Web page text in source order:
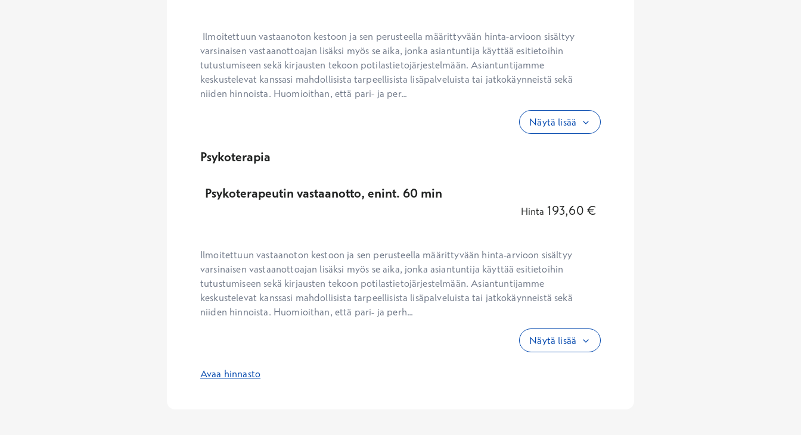
varsinaisen vastaanottoajan lisäksi myös se aika, jonka asiantuntija käyttää esitietoihin
tutustumiseen sekä kirjausten tekoon potilastietojärjestelmään. Asiantuntijamme
keskustelevat kanssasi mahdollisista tarpeellisista lisäpalveluista tai jatkokäynneistä sekä
niiden hinnoista. Huomioithan, että pari- ja per...
Näytä lisää
Psykoterapia
Psykoterapeutin vastaanotto, enint. 60 min
Hinta 193,60 €
Ilmoitettuun vastaanoton kestoon ja sen perusteella määrittyvään hinta-arvioon sisältyy
varsinaisen vastaanottoajan lisäksi myös se aika, jonka asiantuntija käyttää esitietoihin
tutustumiseen sekä kirjausten tekoon potilastietojärjestelmään. Asiantuntijamme
keskustelevat kanssasi mahdollisista tarpeellisista lisäpalveluista tai jatkokäynneistä sekä
niiden hinnoista. Huomioithan, että pari- ja perh...
Näytä lisää
Avaa hinnasto